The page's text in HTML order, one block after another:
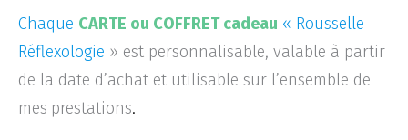
Chaque CARTE ou COFFRET cadeau « Rousselle
Réflexologie » est personnalisable, valable à partir
de la date d’achat et utilisable sur l’ensemble de
mes prestations.